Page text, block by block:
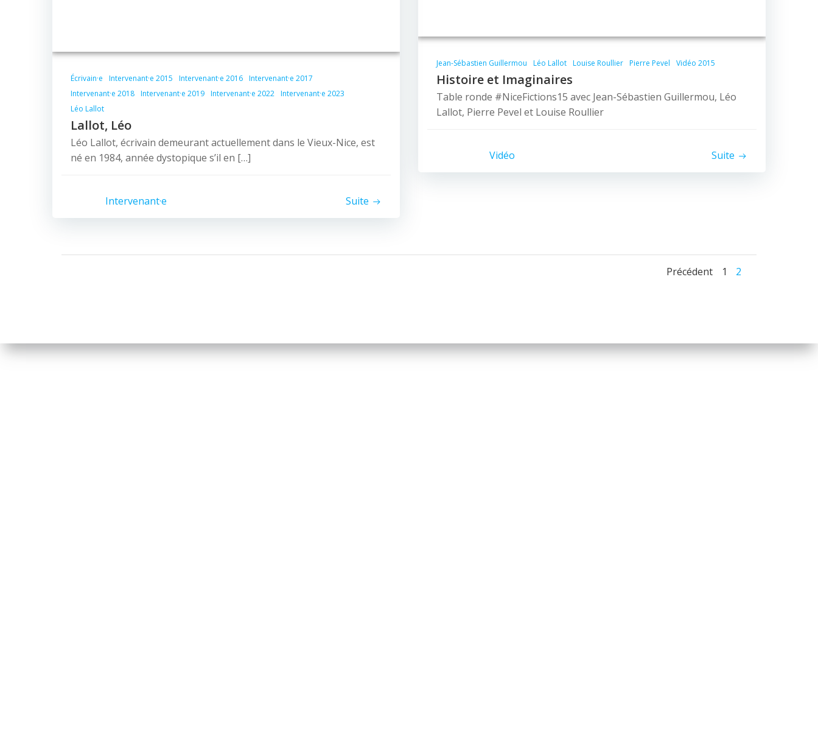
Jean-Sébastien Guillermou Léo Lallot Louise Roullier Pierre Pevel Vidéo 2015
Histoire et Imaginaires
Table ronde #NiceFictions15 avec Jean-Sébastien Guillermou, Léo
Lallot, Pierre Pevel et Louise Roullier
Vidéo Suite
Écrivain·e Intervenant·e 2015 Intervenant·e 2016 Intervenant·e 2017
Intervenant·e 2018 Intervenant·e 2019 Intervenant·e 2022 Intervenant·e 2023
Léo Lallot
Lallot, Léo
Léo Lallot, écrivain demeurant actuellement dans le Vieux-Nice, est
né en 1984, année dystopique s’il en […]
Intervenant·e Suite
Posts
Précédent
Posts
Page
1 Page
2